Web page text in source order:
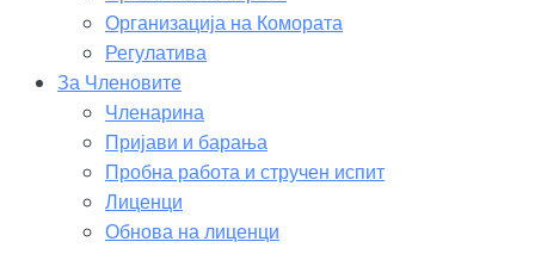
Организација на Комората
Регулатива
За Членовите
Членарина
Пријави и барања
Пробна работа и стручен испит
Лиценци
Обнова на лиценци